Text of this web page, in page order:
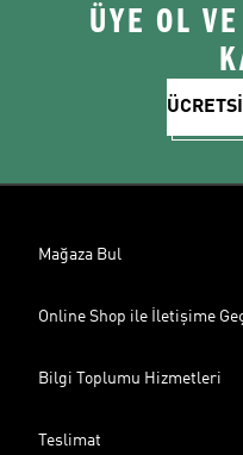
ÜYE OL
Mağaza Bul
Online Shop ile İletişime
Bilgi Toplumu Hizmetleri
Teslimat